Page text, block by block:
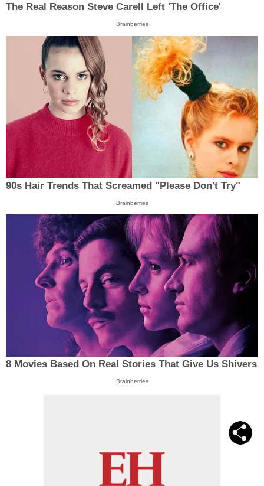
The Real Reason Steve Carell Left 'The Office'
Brainberries
90s Hair Trends That Screamed "Please Don't Try"
Brainberries
8 Movies Based On Real Stories That Give Us Shivers
Brainberries